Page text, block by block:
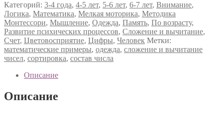
Категорий: 3-4 года, 4-5 лет, 5-6 лет, 6-7 лет, Внимание,
Логика, Математика, Мелкая моторика, Методика
Монтессори, Мышление, Одежда, Память, По возрасту,
Развитие психических процессов, Сложение и вычитание,
Счет, Цветовосприятие, Цифры, Человек Метки:
математические примеры, одежда, сложение и вычитание
чисел, сортировка, состав числа
Описание
Описание